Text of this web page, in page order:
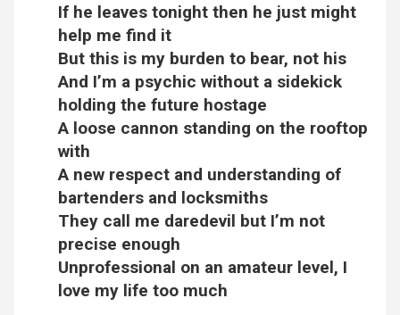
If he leaves tonight then he just might
help me find it
But this is my burden to bear, not his
And I’m a psychic without a sidekick
holding the future hostage
A loose cannon standing on the rooftop
with
A new respect and understanding of
bartenders and locksmiths
They call me daredevil but I’m not
precise enough
Unprofessional on an amateur level, I
love my life too much